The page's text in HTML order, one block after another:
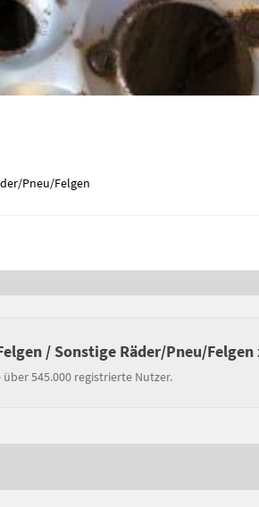
Pneu/Felgen
/ Sonstige Räder/Pneu/
545.000 registrierte Nutzer.